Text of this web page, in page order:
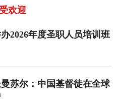
欢迎
2026年度圣职人员培训班
苏尔：中国基督徒在全球